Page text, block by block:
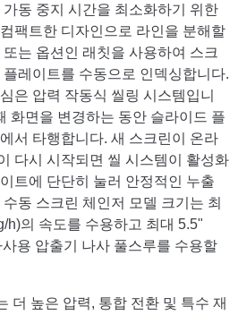
동 중지 시간을 최소화하기 위한
팩트한 디자인으로 라인을 분해할
는 옵션인 래칫을 사용하여 스크
레이트를 수동으로 인덱싱합니다.
은 압력 작동식 씰링 시스템입니
화면을 변경하는 동안 슬라이드 플
서 타행합니다. 새 스크린이 온라
다시 시작되면 씰 시스템이 활성화
트에 단단히 눌러 안정적인 누출
동 스크린 체인저 모델 크기는 최
h)의 속도를 수용하고 최대 5.5"
용 압출기 나사 풀스루를 수용할
더 높은 압력, 통합 전환 및 특수 재